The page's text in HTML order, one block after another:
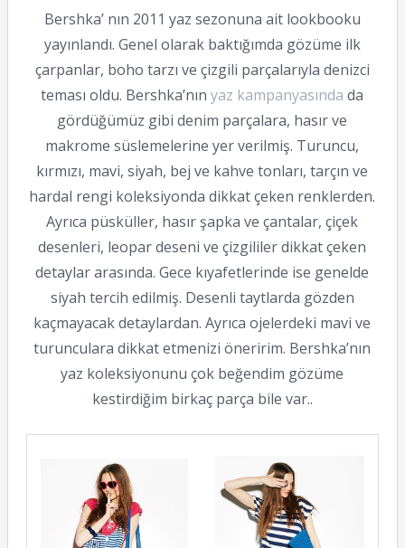
Bershka’ nın 2011 yaz sezonuna ait lookbooku
yayınlandı. Genel olarak baktığımda gözüme ilk
çarpanlar, boho tarzı ve çizgili parçalarıyla denizci
teması oldu. Bershka’nınyaz kampanyasında da
gördüğümüz gibi denim parçalara, hasır ve
makrome süslemelerine yer verilmiş. Turuncu,
kırmızı, mavi, siyah, bej ve kahve tonları, tarçın ve
hardal rengi koleksiyonda dikkat çeken renklerden.
Ayrıca püsküller, hasır şapka ve çantalar, çiçek
desenleri, leopar deseni ve çizgililer dikkat çeken
detaylar arasında. Gece kıyafetlerinde ise genelde
siyah tercih edilmiş. Desenli taytlarda gözden
kaçmayacak detaylardan. Ayrıca ojelerdeki mavi ve
turunculara dikkat etmenizi öneririm. Bershka’nın
yaz koleksiyonunu çok beğendim gözüme
kestirdiğim birkaç parça bile var..